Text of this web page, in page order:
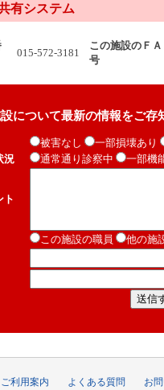
有システム
015-572-3181
この施設のＦ
号
について最新の情報をご
被害なし 一部損壊あり
況
通常通り診察中 一部機
ト
この施設の職員 他の施
ご利用案内 よくある質問 お